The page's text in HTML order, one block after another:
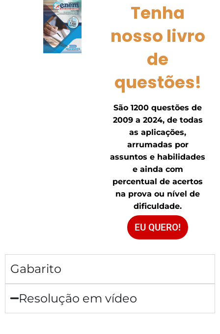
Tenha
nosso livro
de
questões!
São 1200 questões de
2009 a 2024, de todas
as aplicações,
arrumadas por
assuntos e habilidades
e ainda com
percentual de acertos
na prova ou nível de
dificuldade.
EU QUERO!
Gabarito
Resolução em vídeo